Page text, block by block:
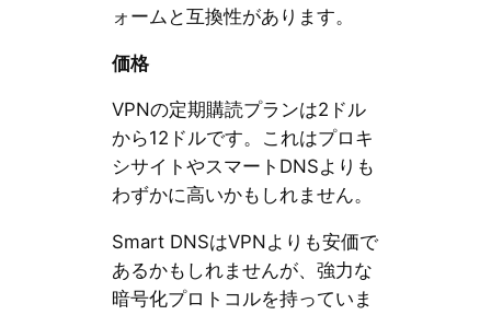
ォームと互換性があります。
価格
VPNの定期購読プランは2ドル
から12ドルです。これはプロキ
シサイトやスマートDNSよりも
わずかに高いかもしれません。
Smart DNSはVPNよりも安価で
あるかもしれませんが、強力な
暗号化プロトコルを持っていま